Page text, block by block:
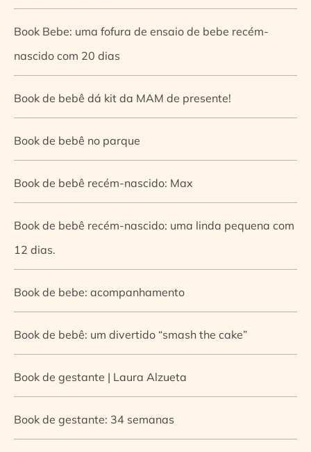
Book Bebe: uma fofura de ensaio de bebe recém-
nascido com 20 dias
Book de bebê dá kit da MAM de presente!
Book de bebê no parque
Book de bebê recém-nascido: Max
Book de bebê recém-nascido: uma linda pequena com
12 dias.
Book de bebe: acompanhamento
Book de bebê: um divertido “smash the cake”
Book de gestante | Laura Alzueta
Book de gestante: 34 semanas